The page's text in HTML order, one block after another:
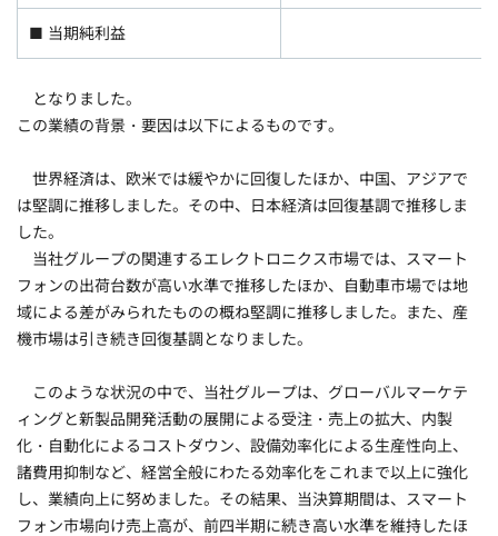
■ 当期純利益
となりました。
この業績の背景・要因は以下によるものです。
世界経済は、欧米では緩やかに回復したほか、中国、アジアで
は堅調に推移しました。その中、日本経済は回復基調で推移しま
した。
当社グループの関連するエレクトロニクス市場では、スマート
フォンの出荷台数が高い水準で推移したほか、自動車市場では地
域による差がみられたものの概ね堅調に推移しました。また、産
機市場は引き続き回復基調となりました。
このような状況の中で、当社グループは、グローバルマーケテ
ィングと新製品開発活動の展開による受注・売上の拡大、内製
化・自動化によるコストダウン、設備効率化による生産性向上、
諸費用抑制など、経営全般にわたる効率化をこれまで以上に強化
し、業績向上に努めました。その結果、当決算期間は、スマート
フォン市場向け売上高が、前四半期に続き高い水準を維持したほ